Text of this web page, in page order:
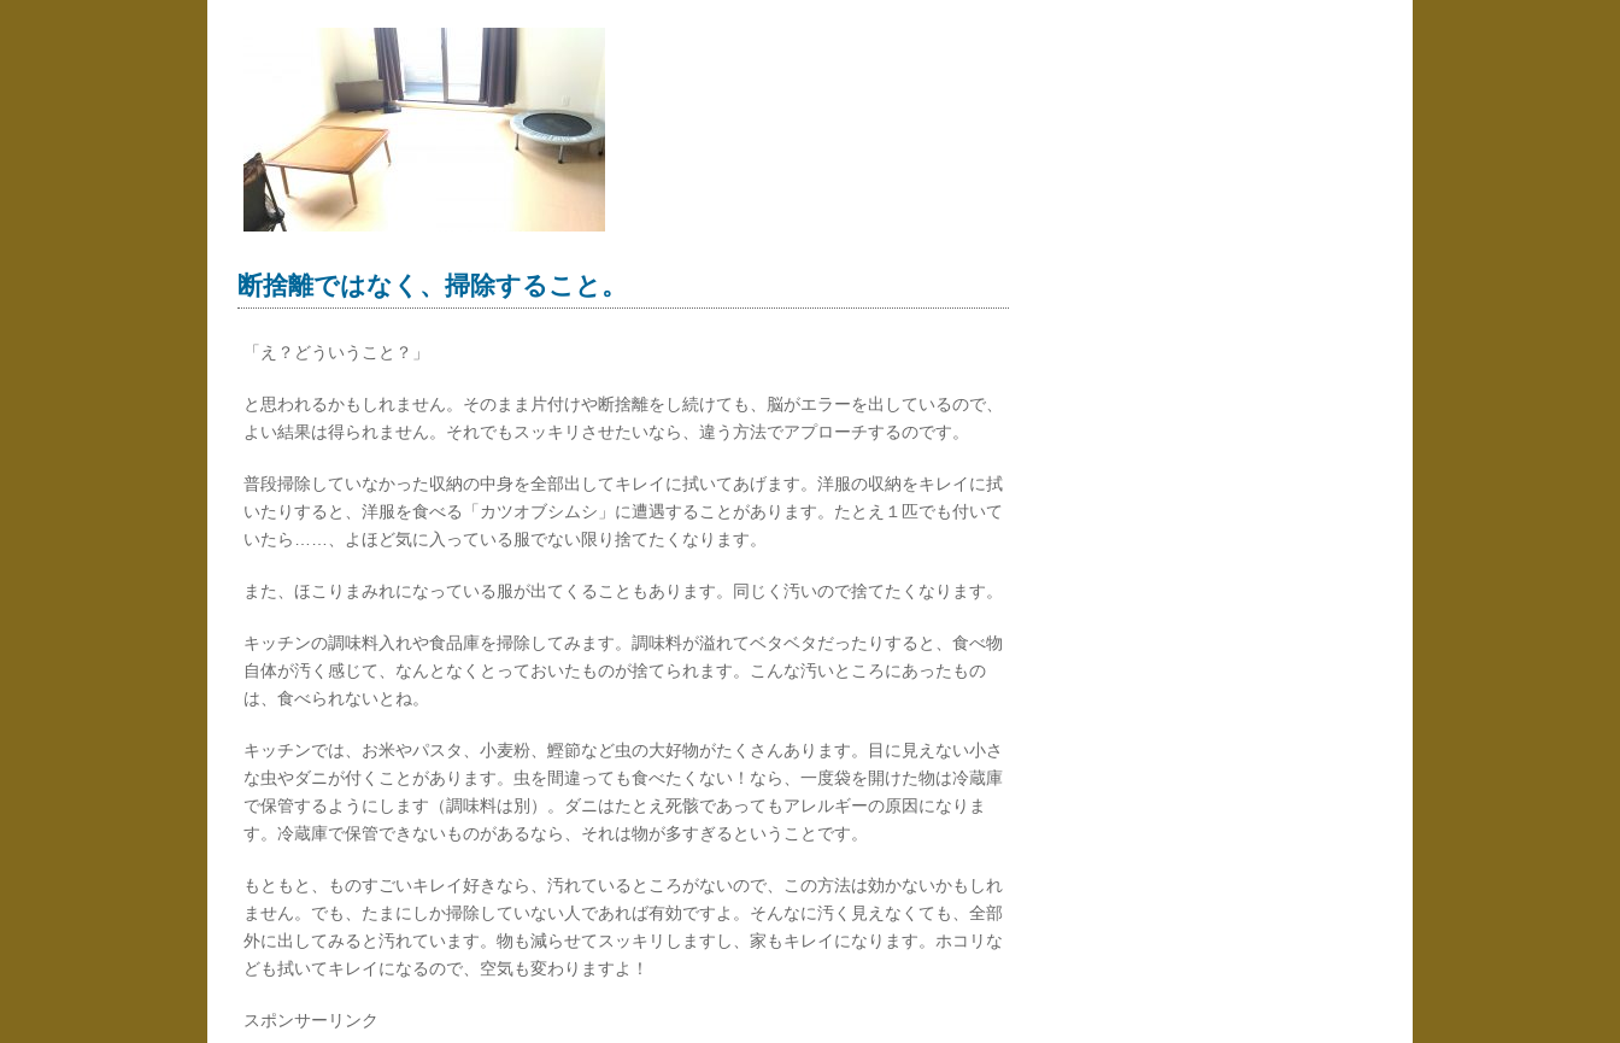
断捨離ではなく、掃除すること。
「え？どういうこと？」
と思われるかもしれません。そのまま片付けや断捨離をし続けても、脳がエラーを出しているので、
よい結果は得られません。それでもスッキリさせたいなら、違う方法でアプローチするのです。
普段掃除していなかった収納の中身を全部出してキレイに拭いてあげます。洋服の収納をキレイに拭
いたりすると、洋服を食べる「カツオブシムシ」に遭遇することがあります。たとえ１匹でも付いて
いたら……、よほど気に入っている服でない限り捨てたくなります。
また、ほこりまみれになっている服が出てくることもあります。同じく汚いので捨てたくなります。
キッチンの調味料入れや食品庫を掃除してみます。調味料が溢れてベタベタだったりすると、食べ物
自体が汚く感じて、なんとなくとっておいたものが捨てられます。こんな汚いところにあったもの
は、食べられないとね。
キッチンでは、お米やパスタ、小麦粉、鰹節など虫の大好物がたくさんあります。目に見えない小さ
な虫やダニが付くことがあります。虫を間違っても食べたくない！なら、一度袋を開けた物は冷蔵庫
で保管するようにします（調味料は別）。ダニはたとえ死骸であってもアレルギーの原因になりま
す。冷蔵庫で保管できないものがあるなら、それは物が多すぎるということです。
もともと、ものすごいキレイ好きなら、汚れているところがないので、この方法は効かないかもしれ
ません。でも、たまにしか掃除していない人であれば有効ですよ。そんなに汚く見えなくても、全部
外に出してみると汚れています。物も減らせてスッキリしますし、家もキレイになります。ホコリな
ども拭いてキレイになるので、空気も変わりますよ！
スポンサーリンク